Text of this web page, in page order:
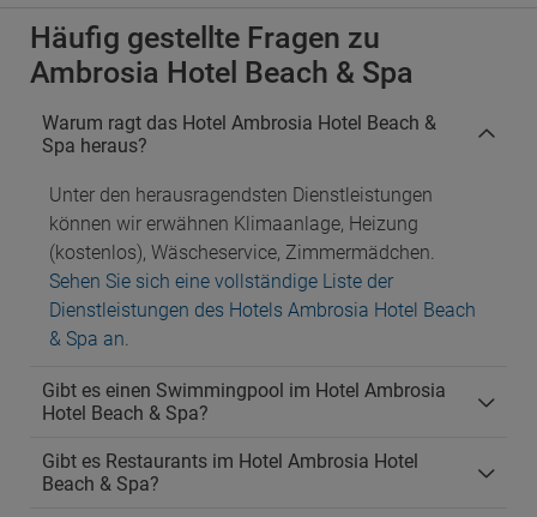
Häufig gestellte Fragen zu
Ambrosia Hotel Beach & Spa
Warum ragt das Hotel Ambrosia Hotel Beach &
Spa heraus?
Unter den herausragendsten Dienstleistungen
können wir erwähnen Klimaanlage, Heizung
(kostenlos), Wäscheservice, Zimmermädchen.
Sehen Sie sich eine vollständige Liste der
Dienstleistungen des Hotels Ambrosia Hotel Beach
& Spa an.
Gibt es einen Swimmingpool im Hotel Ambrosia
Hotel Beach & Spa?
Gibt es Restaurants im Hotel Ambrosia Hotel
Beach & Spa?